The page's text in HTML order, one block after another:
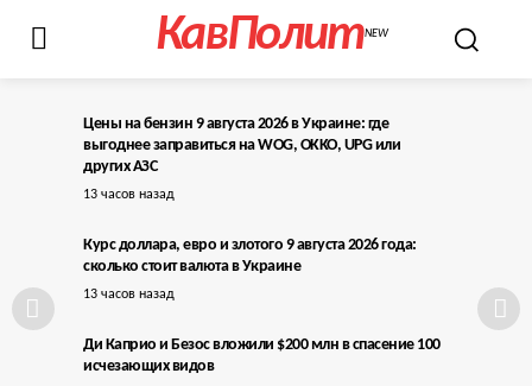
КавПолитNEW
Цены на бензин 9 августа 2026 в Украине: где
выгоднее заправиться на WOG, OKKO, UPG или
других АЗС
13 часов назад
Курс доллара, евро и злотого 9 августа 2026 года:
сколько стоит валюта в Украине
13 часов назад
Ди Каприо и Безос вложили $200 млн в спасение 100
исчезающих видов